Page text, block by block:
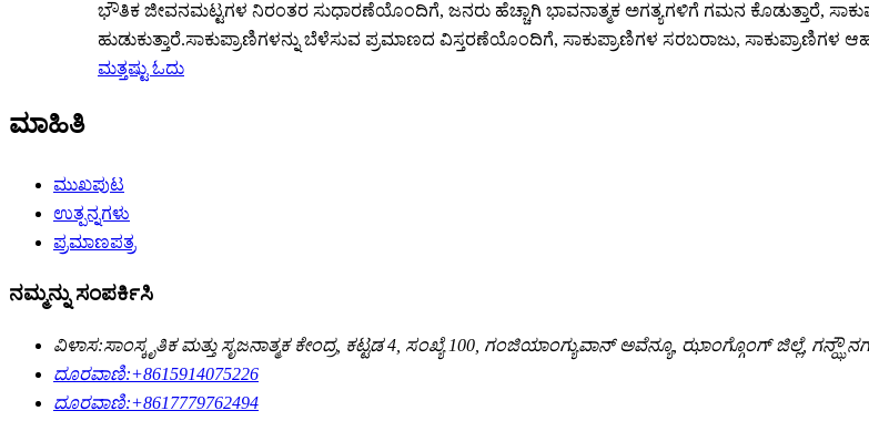
ಭೌತಿಕ ಜೀವನಮಟ್ಟಗಳ ನಿರಂತರ ಸುಧಾರಣೆಯೊಂದಿಗೆ, ಜನರು ಹೆಚ್ಚಾಗಿ ಭಾವನಾತ್ಮಕ ಅಗತ್ಯಗಳಿಗೆ ಗಮನ ಕೊಡುತ್ತಾರೆ,
ಹುಡುಕುತ್ತಾರೆ.ಸಾಕುಪ್ರಾಣಿಗಳನ್ನು ಬೆಳೆಸುವ ಪ್ರಮಾಣದ ವಿಸ್ತರಣೆಯೊಂದಿಗೆ, ಸಾಕುಪ್ರಾಣಿಗಳ ಸರಬರಾಜು, ಸಾಕುಪ್ರಾಣಿಗಳ
ಮತ್ತಷ್ಟು ಓದು
ಮಾಹಿತಿ
ಮುಖಪುಟ
ಉತ್ಪನ್ನಗಳು
ಪ್ರಮಾಣಪತ್ರ
ನಮ್ಮನ್ನು ಸಂಪರ್ಕಿಸಿ
ವಿಳಾಸ:ಸಾಂಸ್ಕೃತಿಕ ಮತ್ತು ಸೃಜನಾತ್ಮಕ ಕೇಂದ್ರ, ಕಟ್ಟಡ 4, ಸಂಖ್ಯೆ 100, ಗಂಜಿಯಾಂಗ್ಯುವಾನ್ ಅವೆನ್ಯೂ, ಝಾಂಗ್ಗೊಂಗ್ ಜಿಲ್ಲೆ, ಗನ್ಝೌ
ದೂರವಾಣಿ:+8615914075226
ದೂರವಾಣಿ:+8617779762494